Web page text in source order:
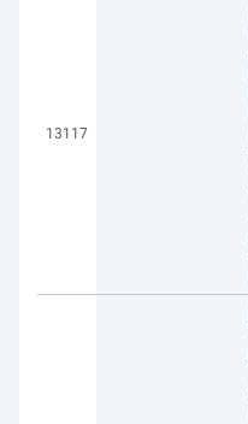
13117